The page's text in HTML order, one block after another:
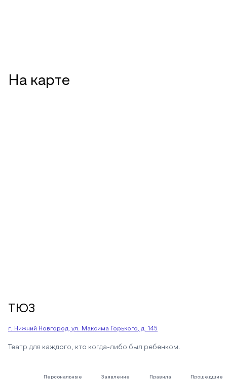
На карте
ТЮЗ
г. Нижний Новгород, ул. Максима Горького, д. 145
Театр для каждого, кто когда-либо был ребенком.
Персональные Заявление Правила Прошедшие